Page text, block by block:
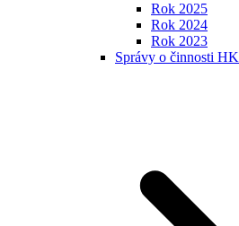
Rok 2025
Rok 2024
Rok 2023
Správy o činnosti HK